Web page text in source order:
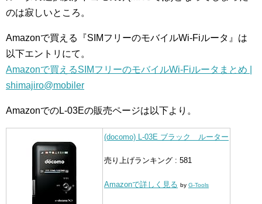
のは寂しいところ。
Amazonで買える『SIMフリーのモバイルWi-Fiルータ』は
以下エントリにて。
Amazonで買えるSIMフリーのモバイルWi-Fiルータまとめ |
shimajiro@mobiler
AmazonでのL-03Eの販売ページは以下より。
(docomo) L-03E ブラック ルーター
売り上げランキング : 581
Amazonで詳しく見る by G-Tools